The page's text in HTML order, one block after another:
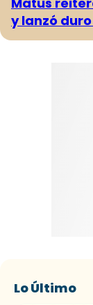
y lanzó
Lo Último